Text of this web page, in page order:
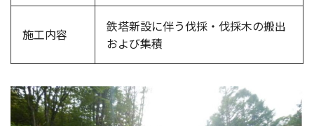
施工内容
鉄塔新設に伴う伐採・伐採木の搬出
および集積